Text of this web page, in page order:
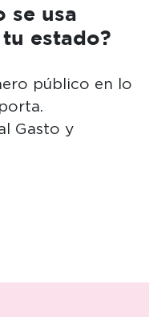
se usa
estado?
público en lo
Gasto y